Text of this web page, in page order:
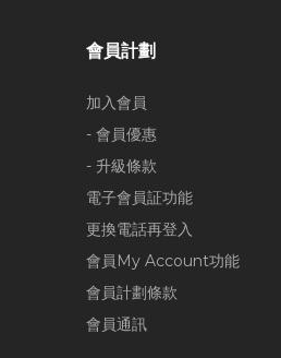
會員計劃
加入會員
- 會員優惠
- 升級條款
電子會員証功能
更換電話再登入
會員My Account功能
會員計劃條款
會員通訊